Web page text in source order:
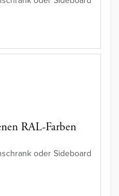
RAL-Farben
oder Sideboard